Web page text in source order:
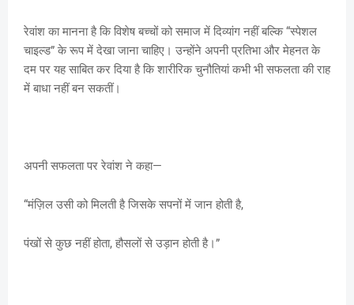
रेवांश का मानना है कि विशेष बच्चों को समाज में दिव्यांग नहीं बल्कि “स्पेशल
चाइल्ड” के रूप में देखा जाना चाहिए। उन्होंने अपनी प्रतिभा और मेहनत के
दम पर यह साबित कर दिया है कि शारीरिक चुनौतियां कभी भी सफलता की राह
में बाधा नहीं बन सकतीं।
अपनी सफलता पर रेवांश ने कहा—
“मंज़िल उसी को मिलती है जिसके सपनों में जान होती है,
पंखों से कुछ नहीं होता, हौसलों से उड़ान होती है।”